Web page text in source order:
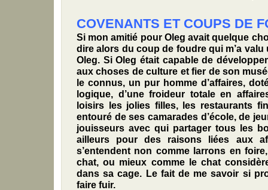
COVENANTS ET COUPS DE
Si mon amitié pour Oleg avait quelque
dire alors du coup de foudre qui m’a
Oleg. Si Oleg était capable de
aux choses de culture et fier de son
le connus, un pur homme d’affaires,
logique, d’une froideur totale en
loisirs les jolies filles, les restaurants
entouré de ses camarades d’école, de
jouisseurs avec qui partager tous les
ailleurs pour des raisons liées aux
s’entendent non comme larrons en
chat, ou mieux comme le chat
dans sa cage. Le fait de me savoir si
faire fuir.